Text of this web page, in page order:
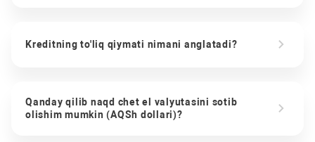
Kreditning to'liq qiymati nimani anglatadi?
Qanday qilib naqd chet el valyutasini sotib
olishim mumkin (AQSh dollari)?